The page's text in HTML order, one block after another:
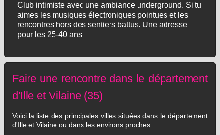
Club intimiste avec une ambiance underground. Si tu
aimes les musiques électroniques pointues et les
rencontres hors des sentiers battus. Une adresse
pour les 25-40 ans
Faire une rencontre dans le département
d'Ille et Vilaine (35)
Voici la liste des principales villes situées dans le département
d'Ille et Vilaine ou dans les environs proches :